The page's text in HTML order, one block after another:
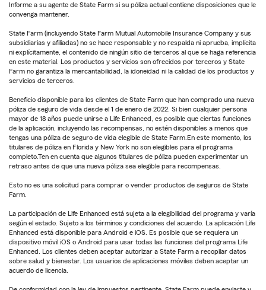
Informe a su agente de State Farm si su póliza actual contiene disposiciones que le
convenga mantener.
State Farm (incluyendo State Farm Mutual Automobile Insurance Company y sus
subsidiarias y afiliadas) no se hace responsable y no respalda ni aprueba, implícita
ni explícitamente, el contenido de ningún sitio de terceros al que se haga referencia
en este material. Los productos y servicios son ofrecidos por terceros y State
Farm no garantiza la mercantabilidad, la idoneidad ni la calidad de los productos y
servicios de terceros.
Beneficio disponible para los clientes de State Farm que han comprado una nueva
póliza de seguro de vida desde el 1 de enero de 2022. Si bien cualquier persona
mayor de 18 años puede unirse a Life Enhanced, es posible que ciertas funciones
de la aplicación, incluyendo las recompensas, no estén disponibles a menos que
tengas una póliza de seguro de vida elegible de State Farm.En este momento, los
titulares de póliza en Florida y New York no son elegibles para el programa
completo.Ten en cuenta que algunos titulares de póliza pueden experimentar un
retraso antes de que una nueva póliza sea elegible para recompensas.
Esto no es una solicitud para comprar o vender productos de seguros de State
Farm.
La participación de Life Enhanced está sujeta a la elegibilidad del programa y varía
según el estado. Sujeto a los términos y condiciones del acuerdo. La aplicación Life
Enhanced está disponible para Android e iOS. Es posible que se requiera un
dispositivo móvil iOS o Android para usar todas las funciones del programa Life
Enhanced. Los clientes deben aceptar autorizar a State Farm a recopilar datos
sobre salud y bienestar. Los usuarios de aplicaciones móviles deben aceptar un
acuerdo de licencia.